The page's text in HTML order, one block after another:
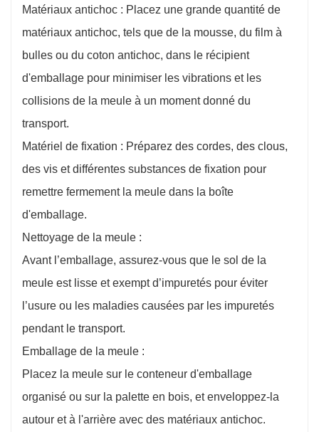
Matériaux antichoc : Placez une grande quantité de
matériaux antichoc, tels que de la mousse, du film à
bulles ou du coton antichoc, dans le récipient
d'emballage pour minimiser les vibrations et les
collisions de la meule à un moment donné du
transport.
Matériel de fixation : Préparez des cordes, des clous,
des vis et différentes substances de fixation pour
remettre fermement la meule dans la boîte
d'emballage.
Nettoyage de la meule :
Avant l’emballage, assurez-vous que le sol de la
meule est lisse et exempt d’impuretés pour éviter
l’usure ou les maladies causées par les impuretés
pendant le transport.
Emballage de la meule :
Placez la meule sur le conteneur d'emballage
organisé ou sur la palette en bois, et enveloppez-la
autour et à l'arrière avec des matériaux antichoc.